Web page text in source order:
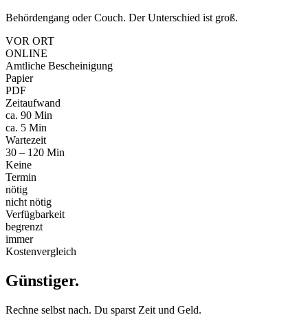
Behördengang oder Couch. Der Unterschied ist groß.
VOR ORT
ONLINE
Amtliche Bescheinigung
Papier
PDF
Zeitaufwand
ca. 90 Min
ca. 5 Min
Wartezeit
30 – 120 Min
Keine
Termin
nötig
nicht nötig
Verfügbarkeit
begrenzt
immer
Kostenvergleich
Günstiger.
Rechne selbst nach. Du sparst Zeit und Geld.